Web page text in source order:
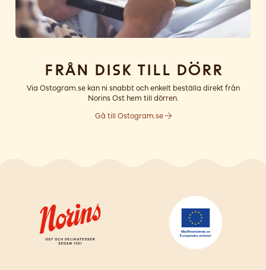
Från disk till dörr
Via Ostogram.se kan ni snabbt och enkelt beställa direkt från
Norins Ost hem till dörren.
Gå till Ostogram.se